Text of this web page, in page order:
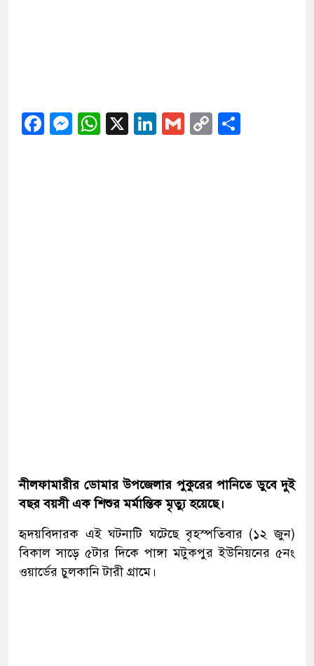
Facebook
Messenger
WhatsApp
X LinkedIn
Gmail
Copy
নীলফামারীর ডোমার উপজেলার পুকুরের পানিতে ডুবে দুই
বছর বয়সী এক শিশুর মর্মান্তিক মৃত্যু হয়েছে।
হৃদয়বিদারক এই ঘটনাটি ঘটেছে বৃহস্পতিবার (১২ জুন)
বিকাল সাড়ে ৫টার দিকে পাঙ্গা মটুকপুর ইউনিয়নের ৫নং
ওয়ার্ডের চুলকানি টারী গ্রামে।